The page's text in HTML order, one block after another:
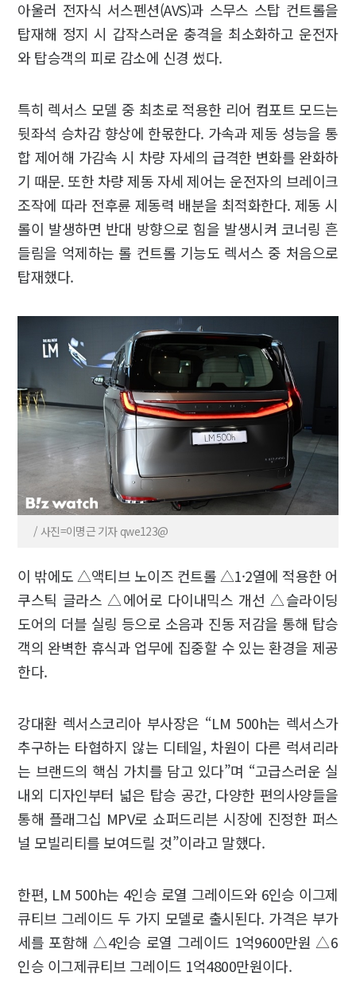
아울러 전자식 서스펜션(AVS)과 스무스 스탑 컨트롤을
탑재해 정지 시 갑작스러운 충격을 최소화하고 운전자
와 탑승객의 피로 감소에 신경 썼다.
특히 렉서스 모델 중 최초로 적용한 리어 컴포트 모드는
뒷좌석 승차감 향상에 한몫한다. 가속과 제동 성능을 통
합 제어해 가감속 시 차량 자세의 급격한 변화를 완화하
기 때문. 또한 차량 제동 자세 제어는 운전자의 브레이크
조작에 따라 전후륜 제동력 배분을 최적화한다. 제동 시
롤이 발생하면 반대 방향으로 힘을 발생시켜 코너링 흔
들림을 억제하는 롤 컨트롤 기능도 렉서스 중 처음으로
탑재했다.
/ 사진=이명근 기자 qwe123@
이 밖에도 △액티브 노이즈 컨트롤 △1·2열에 적용한 어
쿠스틱 글라스 △에어로 다이내믹스 개선 △슬라이딩
도어의 더블 실링 등으로 소음과 진동 저감을 통해 탑승
객의 완벽한 휴식과 업무에 집중할 수 있는 환경을 제공
한다.
강대환 렉서스코리아 부사장은 “LM 500h는 렉서스가
추구하는 타협하지 않는 디테일, 차원이 다른 럭셔리라
는 브랜드의 핵심 가치를 담고 있다”며 “고급스러운 실
내외 디자인부터 넓은 탑승 공간, 다양한 편의사양들을
통해 플래그십 MPV로 쇼퍼드리븐 시장에 진정한 퍼스
널 모빌리티를 보여드릴 것”이라고 말했다.
한편, LM 500h는 4인승 로열 그레이드와 6인승 이그제
큐티브 그레이드 두 가지 모델로 출시된다. 가격은 부가
세를 포함해 △4인승 로열 그레이드 1억9600만원 △6
인승 이그제큐티브 그레이드 1억4800만원이다.